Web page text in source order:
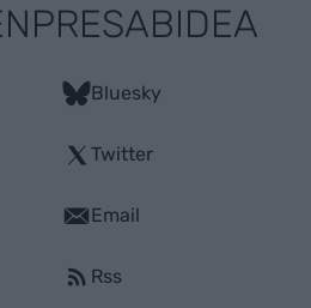
Bluesky
Twitter
Email
Rss